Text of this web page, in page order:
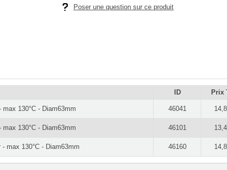
Poser une question sur ce produit
ID Prix
130°C - Diam63mm 46041
130°C - Diam63mm 46101
max 130°C - Diam63mm 46160